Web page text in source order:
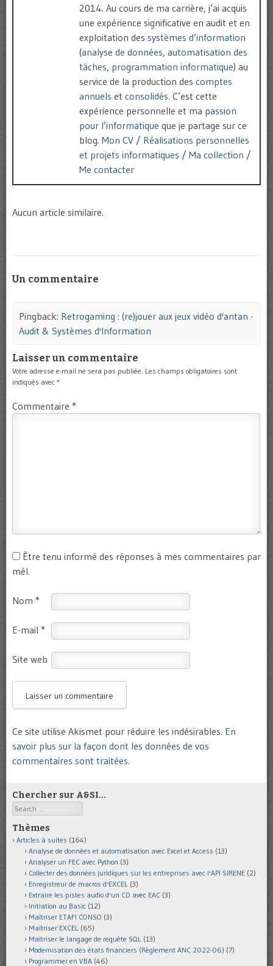
2014. Au cours de ma carrière, j’ai acquis
une expérience significative en audit et en
exploitation des systèmes d’information
(analyse de données, automatisation des
tâches, programmation informatique) au
service de la production des comptes
annuels et consolidés. C’est cette
expérience personnelle et ma passion
pour l’informatique que je partage sur ce
blog. Mon CV / Réalisations personnelles
et projets informatiques / Ma collection /
Me contacter
Aucun article similaire.
Un commentaire
Pingback: Retrogaming : (re)jouer aux jeux vidéo d'antan -
Audit & Systèmes d'Information
Laisser un commentaire
Votre adresse e-mail ne sera pas publiée. Les champs obligatoires sont
indiqués avec *
Commentaire *
Être tenu informé des réponses à mes commentaires par
mél.
Nom *
E-mail *
Site web
Ce site utilise Akismet pour réduire les indésirables. En
savoir plus sur la façon dont les données de vos
commentaires sont traitées.
Chercher sur A&SI…
Search
Thèmes
Articles à suites (164)
Analyse de données et automatisation avec Excel et Access (13)
Analyser un FEC avec Python (3)
Collecter des données juridiques sur les entreprises avec l'API SIRENE (2)
Enregistreur de macros d'EXCEL (3)
Extraire les pistes audio d'un CD avec EAC (3)
Initiation au Basic (12)
Maîtriser ETAFI CONSO (3)
Maîtriser EXCEL (65)
Maîtriser le langage de requête SQL (13)
Modernisation des états financiers (Règlement ANC 2022-06) (7)
Programmer en VBA (46)